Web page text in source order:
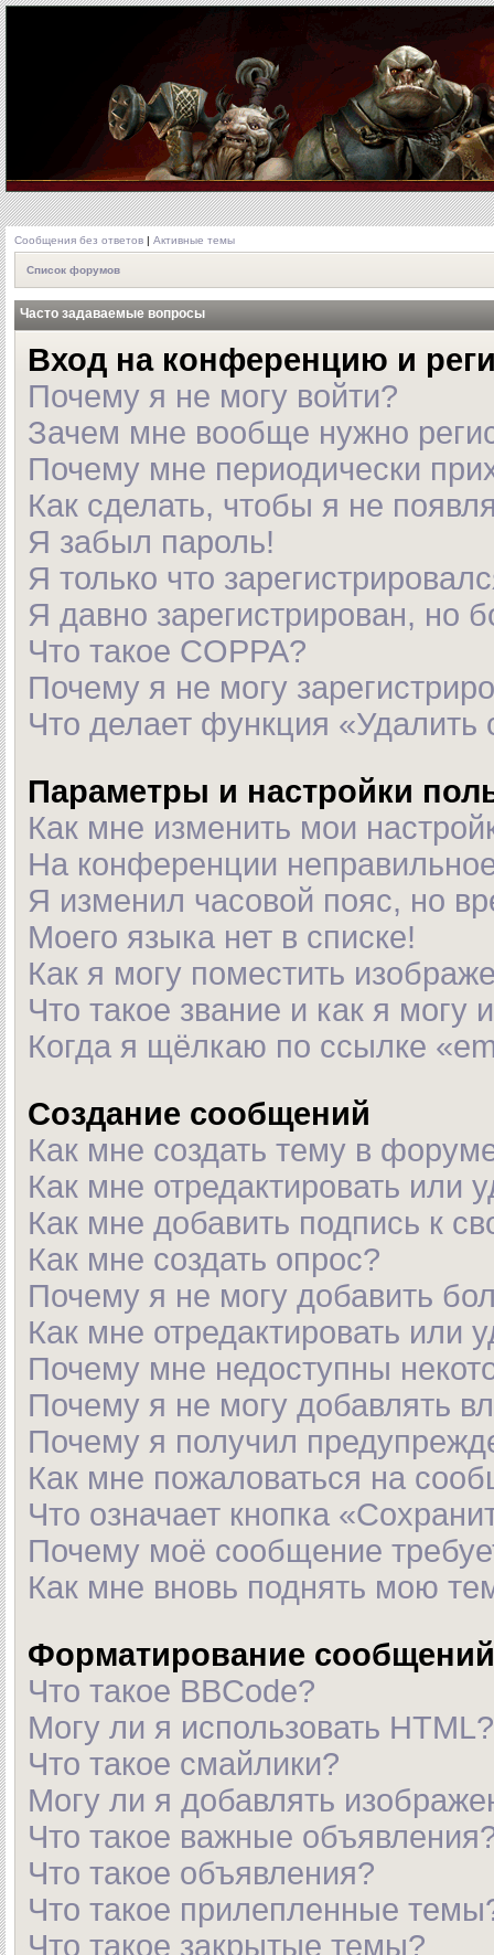
Сообщения без ответов | Активные темы
Список форумов
Часто задаваемые вопросы
Вход на конференцию и
Почему я не могу войти?
Зачем мне вообще нужно
Почему мне периодически
Как сделать, чтобы я не
Я забыл пароль!
Я только что
Я давно зарегистрирован, но
Что такое COPPA?
Почему я не могу
Что делает функция
Параметры и настройки
Как мне изменить мои
На конференции
Я изменил часовой пояс, но
Моего языка нет в списке!
Как я могу поместить
Что такое звание и как я могу
Когда я щёлкаю по ссылке
Создание сообщений
Как мне создать тему в
Как мне отредактировать или
Как мне добавить подпись к
Как мне создать опрос?
Почему я не могу добавить
Как мне отредактировать или
Почему мне недоступны
Почему я не могу добавлять
Почему я получил
Как мне пожаловаться на
Что означает кнопка
Почему моё сообщение
Как мне вновь поднять мою
Форматирование
Что такое BBCode?
Могу ли я использовать HTML?
Что такое смайлики?
Могу ли я добавлять
Что такое важные
Что такое объявления?
Что такое прилепленные
Что такое закрытые темы?